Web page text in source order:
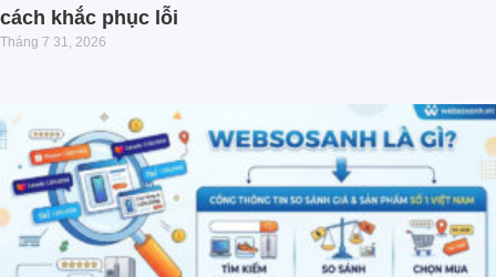
cách khắc phục lỗi
Tháng 7 31, 2026